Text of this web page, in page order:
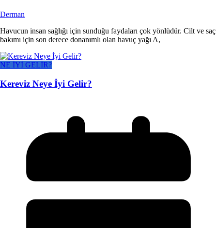
Derman
Havucun insan sağlığı için sunduğu faydaları çok yönlüdür. Cilt ve saç
bakımı için son derece donanımlı olan havuç yağı A,
NE İYİ GELİR?
Kereviz Neye İyi Gelir?